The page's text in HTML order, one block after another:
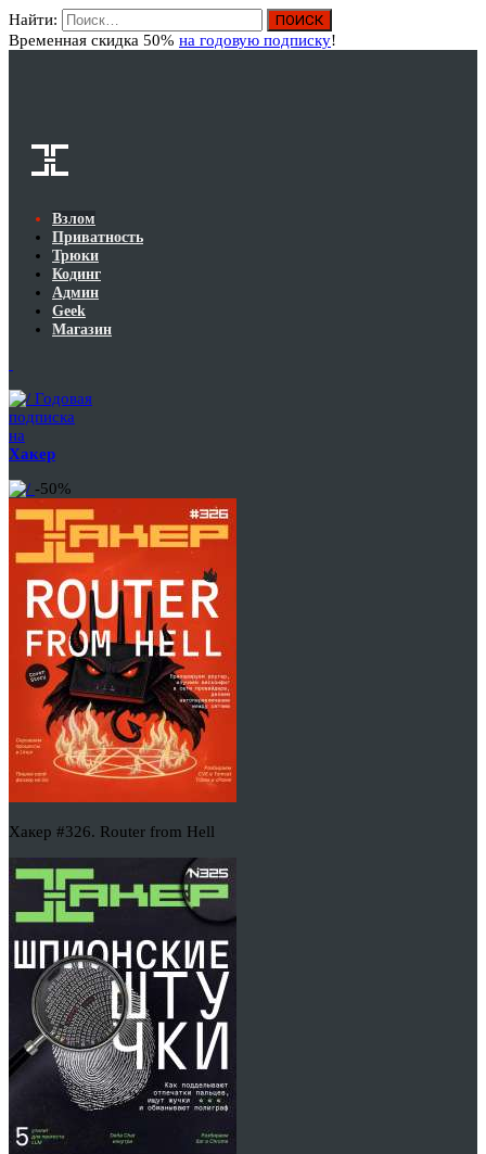
Найти:
Временная скидка 50% на годовую подписку!
Взлом
Приватность
Трюки
Кодинг
Админ
Geek
Магазин
Годовая
подписка
на
Хакер
-50%
Хакер #326. Router from Hell